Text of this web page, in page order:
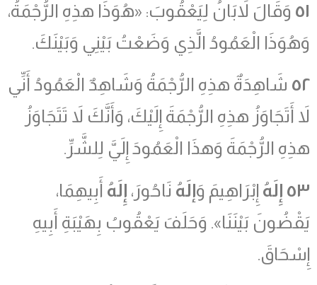
٥١ وَقَالَ لاَبَانُ لِيَعْقُوبَ: «هُوَذَا هذِهِ الرُّجْمَةُ،
وَهُوَذَا الْعَمُودُ الَّذِي وَضَعْتُ بَيْنِي وَبَيْنَكَ.
٥٢ شَاهِدَةٌ هذِهِ الرُّجْمَةُ وَشَاهِدٌ الْعَمُودُ أَنِّي
لاَ أَتَجَاوَزُ هذِهِ الرُّجْمَةَ إِلَيْكَ، وَأَنَّكَ لاَ تَتَجَاوَزُ
هذِهِ الرُّجْمَةَ وَهذَا الْعَمُودَ إِلَيَّ لِلشَّرِّ.
٥٣ إِلَهُ إِبْرَاهِيمَ وَإلَهُ نَاحُورَ، إِلَهُ أَبِيهِمَا،
يَقْضُونَ بَيْنَنَا». وَحَلَفَ يَعْقُوبُ بِهَيْبَةِ أَبِيهِ
إِسْحَاقَ.